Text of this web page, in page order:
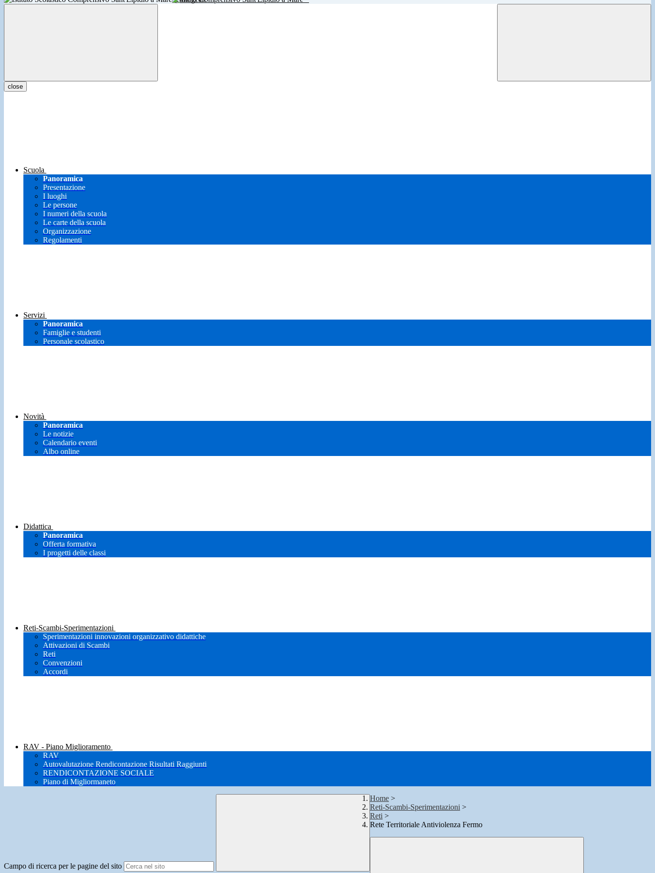
close
Scuola
Panoramica
Presentazione
I luoghi
Le persone
I numeri della scuola
Le carte della scuola
Organizzazione
Regolamenti
Servizi
Panoramica
Famiglie e studenti
Personale scolastico
Novità
Panoramica
Le notizie
Calendario eventi
Albo online
Didattica
Panoramica
Offerta formativa
I progetti delle classi
Reti-Scambi-Sperimentazioni
Sperimentazioni innovazioni organizzativo didattiche
Attivazioni di Scambi
Reti
Convenzioni
Accordi
RAV - Piano Miglioramento
RAV
Autovalutazione Rendicontazione Risultati Raggiunti
RENDICONTAZIONE SOCIALE
Piano di Migliormaneto
Campo di ricerca per le pagine del sito
Home >
Reti-Scambi-Sperimentazioni >
Reti >
Rete Territoriale Antiviolenza Fermo